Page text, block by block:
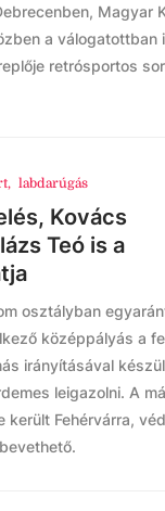
Magyar
a válogatottban
retrósportos
, labdarúgás
Kovács
Teó is a
osztályban
középpályás a
irányításával
leigazolni. A
került Fehérvárra,